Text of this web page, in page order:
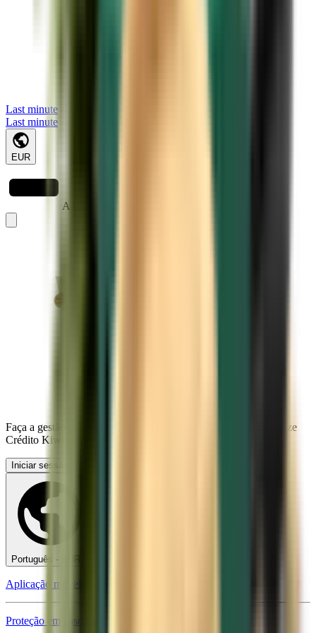
Last minute
Last minute
EUR
A carregar
Faça a gestão das suas viagens, configure Alertas de preço, utilize
Crédito Kiwi.com e obtenha apoio personalizado.
Iniciar sessão
Português - EUR €
Aplicação móvel Kiwi.com
Proteção em caso de perturbações